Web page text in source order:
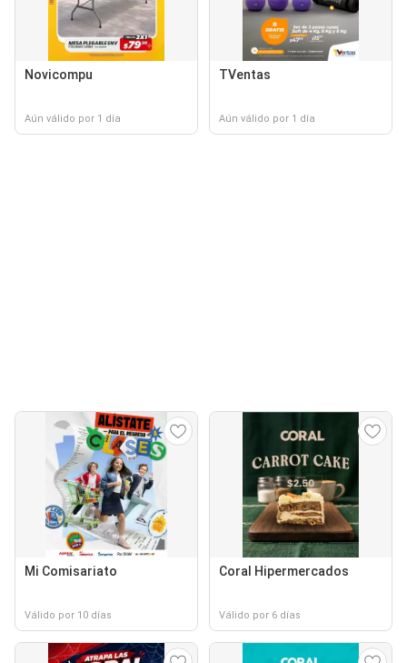
Novicompu
Aún válido por 1 día
TVentas
Aún válido por 1 día
Mi Comisariato
Válido por 10 días
Coral Hipermercados
Válido por 6 días